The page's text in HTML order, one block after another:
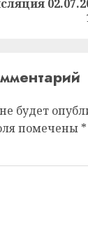
будет
помечены *